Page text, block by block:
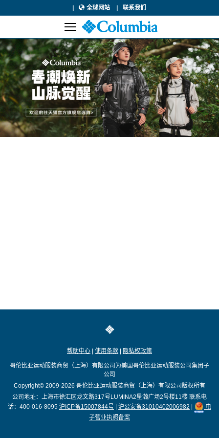
全球网站 联系我们
帮助中心 使用条款 隐私权政策
哥伦比亚运动服装商贸（上海）有限公司为美国哥伦比亚运动服装公司集团子
公司
Copyright© 2009-2026 哥伦比亚运动服装商贸（上海）有限公司版权所有
公司地址：上海市徐汇区龙文路317号LUMINA2星瀚广场2号楼11楼 联系电
话：400-016-8095 沪ICP备15007844号 沪公安备31010402006982
电
子营业执照备案